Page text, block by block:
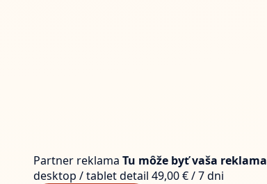
Partner reklama Tu môže byť vaša reklama
desktop / tabletdetail 49,00 € / 7 dni